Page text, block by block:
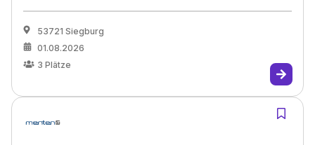
53721 Siegburg
01.08.2026
3 Plätze